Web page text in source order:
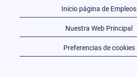
Inicio página de Empleos
Nuestra Web Principal
Preferencias de cookies